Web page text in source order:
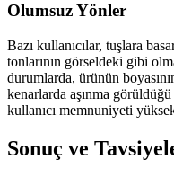
Olumsuz Yönler
Bazı kullanıcılar, tuşlara
tonlarının görseldeki gibi
durumlarda, ürünün
kenarlarda aşınma
kullanıcı memnuniyeti
Sonuç ve